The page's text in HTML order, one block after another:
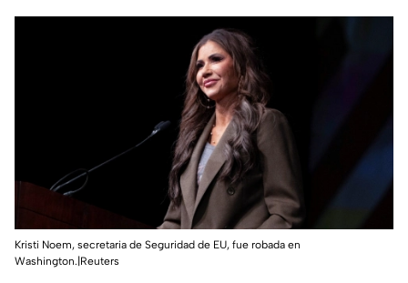
Kristi Noem, secretaria de Seguridad de EU, fue robada en
Washington.|Reuters